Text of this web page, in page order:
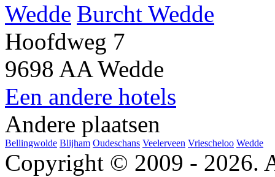
Burcht Wedde
Hoofdweg 7
9698 AA Wedde
Een andere hotels
Andere plaatsen
Bellingwolde Blijham Oudeschans Veelerveen Vriescheloo Wedde
Copyright © 2009 - 2026.